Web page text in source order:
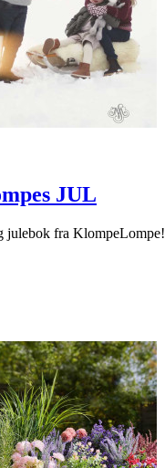
JUL
julebok fra Klompe­Lompe!